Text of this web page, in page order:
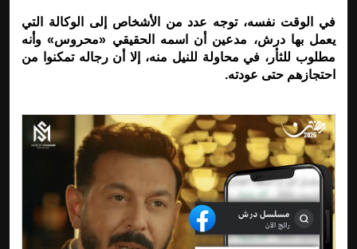
في الوقت نفسه، توجه عدد من الأشخاص إلى الوكالة التي
يعمل بها درش، مدعين أن اسمه الحقيقي «محروس» وأنه
مطلوب للثأر، في محاولة للنيل منه، إلا أن رجاله تمكنوا من
احتجازهم حتى عودته.